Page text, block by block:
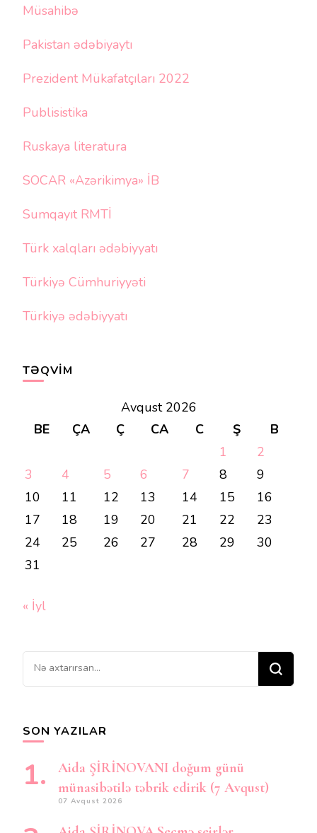
Müsahibə
Pakistan ədəbiyaytı
Prezident Mükafatçıları 2022
Publisistika
Ruskaya literatura
SOCAR «Azərikimya» İB
Sumqayıt RMTİ
Türk xalqları ədəbiyyatı
Türkiyə Cümhuriyyəti
Türkiyə ədəbiyyatı
TƏQVIM
Avqust 2026
BE
ÇA Ç CA C Ş
B
1
2
3
4 5 6 7 8
9
10
11 12 13 14 15
16
17
18 19 20 21 22
23
24
25 26 27 28 29
30
31
« İyl
Bir
şey
SON YAZILAR
Aida ŞİRİNOVANI doğum günü
münasibətilə təbrik edirik (7 Avqust)
07 Avqust 2026